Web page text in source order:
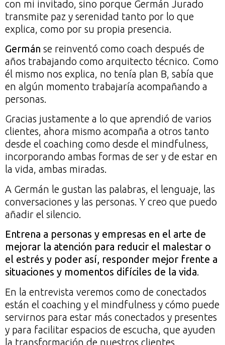
con mi invitado, sino porque Germán Jurado
transmite paz y serenidad tanto por lo que
explica, como por su propia presencia.
Germán se reinventó como coach después de
años trabajando como arquitecto técnico. Como
él mismo nos explica, no tenía plan B, sabía que
en algún momento trabajaría acompañando a
personas.
Gracias justamente a lo que aprendió de varios
clientes, ahora mismo acompaña a otros tanto
desde el coaching como desde el mindfulness,
incorporando ambas formas de ser y de estar en
la vida, ambas miradas.
A Germán le gustan las palabras, el lenguaje, las
conversaciones y las personas. Y creo que puedo
añadir el silencio.
Entrena a personas y empresas en el arte de
mejorar la atención para reducir el malestar o
el estrés y poder así, responder mejor frente a
situaciones y momentos difíciles de la vida.
En la entrevista veremos como de conectados
están el coaching y el mindfulness y cómo puede
servirnos para estar más conectados y presentes
y para facilitar espacios de escucha, que ayuden
la transformación de nuestros clientes.